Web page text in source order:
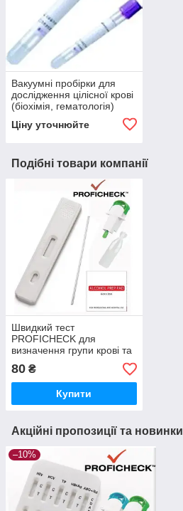
Вакуумні пробірки для
дослідження цілісної крові
(біохімія, гематологія)
Ціну уточнюйте
Подібні товари компанії
Швидкий тест
PROFICHECK для
визначення групи крові та
резус-фактору ABO та
RhD (цільна кров)
80 ₴
Купити
Акційні пропозиції та новинки
–10%